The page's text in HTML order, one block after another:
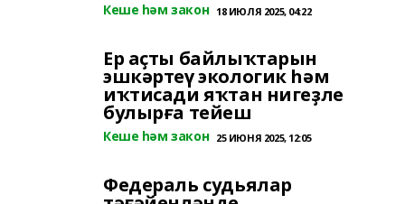
Кеше һәм закон 18 ИЮЛЯ 2025, 04:22
Ер аҫты байлыҡтарын
эшкәртеү экологик һәм
иҡтисади яҡтан нигеҙле
булырға тейеш
Кеше һәм закон 25 ИЮНЯ 2025, 12:05
Федераль судьялар